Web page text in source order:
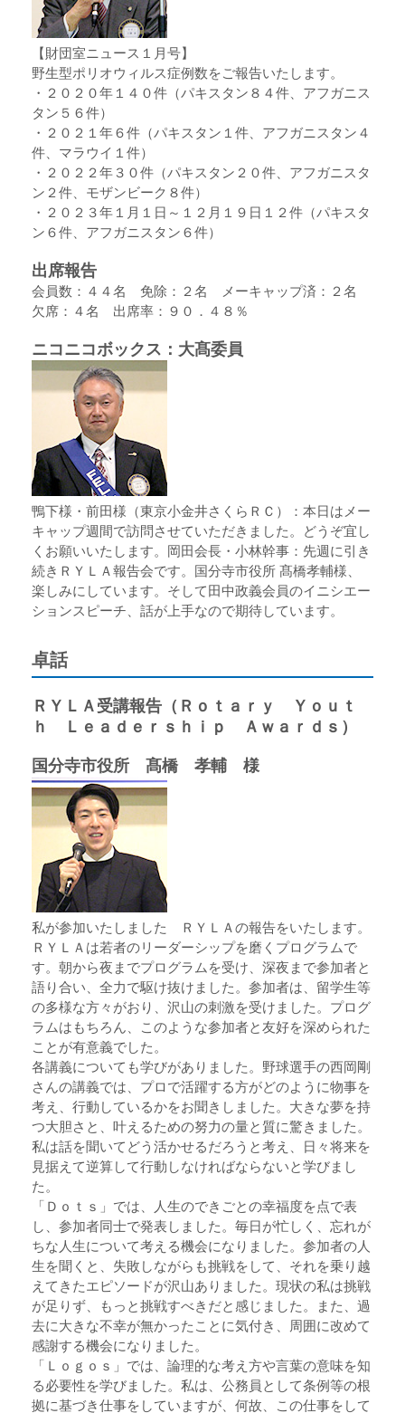
【財団室ニュース１月号】
野生型ポリオウィルス症例数をご報告いたします。
・２０２０年１４０件（パキスタン８４件、アフガニス
タン５６件）
・２０２１年６件（パキスタン１件、アフガニスタン４
件、マラウイ１件）
・２０２２年３０件（パキスタン２０件、アフガニスタ
ン２件、モザンビーク８件）
・２０２３年１月１日～１２月１９日１２件（パキスタ
ン６件、アフガニスタン６件）
出席報告
会員数：４４名 免除：２名 メーキャップ済：２名
欠席：４名 出席率：９０．４８％
ニコニコボックス：大髙委員
鴨下様・前田様（東京小金井さくらＲＣ）：本日はメー
キャップ週間で訪問させていただきました。どうぞ宜し
くお願いいたします。岡田会長・小林幹事：先週に引き
続きＲＹＬＡ報告会です。国分寺市役所 髙橋孝輔様、
楽しみにしています。そして田中政義会員のイニシエー
ションスピーチ、話が上手なので期待しています。
卓話
ＲＹＬＡ受講報告（Ｒｏｔａｒｙ Ｙｏｕｔ
ｈ Ｌｅａｄｅｒｓｈｉｐ Ａｗａｒｄｓ）
国分寺市役所 髙橋 孝輔 様
私が参加いたしました ＲＹＬＡの報告をいたします。
ＲＹＬＡは若者のリーダーシップを磨くプログラムで
す。朝から夜までプログラムを受け、深夜まで参加者と
語り合い、全力で駆け抜けました。参加者は、留学生等
の多様な方々がおり、沢山の刺激を受けました。プログ
ラムはもちろん、このような参加者と友好を深められた
ことが有意義でした。
各講義についても学びがありました。野球選手の西岡剛
さんの講義では、プロで活躍する方がどのように物事を
考え、行動しているかをお聞きしました。大きな夢を持
つ大胆さと、叶えるための努力の量と質に驚きました。
私は話を聞いてどう活かせるだろうと考え、日々将来を
見据えて逆算して行動しなければならないと学びまし
た。
「Ｄｏｔｓ」では、人生のできごとの幸福度を点で表
し、参加者同士で発表しました。毎日が忙しく、忘れが
ちな人生について考える機会になりました。参加者の人
生を聞くと、失敗しながらも挑戦をして、それを乗り越
えてきたエピソードが沢山ありました。現状の私は挑戦
が足りず、もっと挑戦すべきだと感じました。また、過
去に大きな不幸が無かったことに気付き、周囲に改めて
感謝する機会になりました。
「Ｌｏｇｏｓ」では、論理的な考え方や言葉の意味を知
る必要性を学びました。私は、公務員として条例等の根
拠に基づき仕事をしていますが、何故、この仕事をして